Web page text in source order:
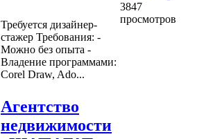
Требуется дизайнер-
стажер Требования: -
Можно без опыта -
Владение программами:
Corel Draw, Ado...
3847
просмотров
Агентство
недвижимости